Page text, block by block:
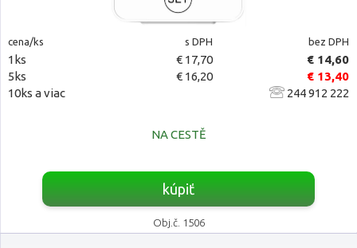
cena/ks s DPH bez DPH
1ks € 17,70
€ 14,60
5ks
€ 16,20
€ 13,40
10ks a viac
244 912 222
NA CESTĚ
kúpiť
Obj.č. 1506